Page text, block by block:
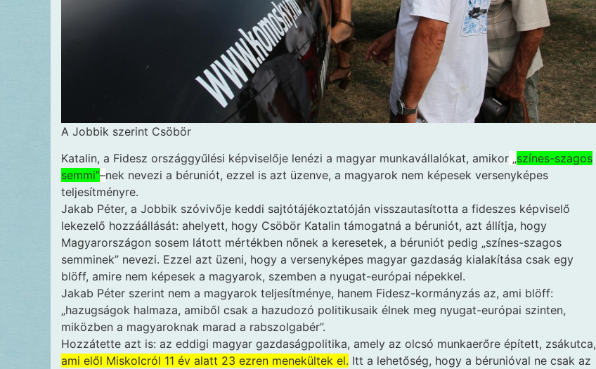
A Jobbik szerint Csöbör
Katalin, a Fidesz országgyűlési képviselője lenézi a magyar munkavállalókat, amikor „színes-szagos
semmi”–nek nevezi a béruniót, ezzel is azt üzenve, a magyarok nem képesek versenyképes
teljesítményre.
Jakab Péter, a Jobbik szóvivője keddi sajtótájékoztatóján visszautasította a fideszes képviselő
lekezelő hozzáállását: ahelyett, hogy Csöbör Katalin támogatná a béruniót, azt állítja, hogy
Magyarországon sosem látott mértékben nőnek a keresetek, a béruniót pedig „színes-szagos
semminek” nevezi. Ezzel azt üzeni, hogy a versenyképes magyar gazdaság kialakítása csak egy
blöff, amire nem képesek a magyarok, szemben a nyugat-európai népekkel.
Jakab Péter szerint nem a magyarok teljesítménye, hanem Fidesz-kormányzás az, ami blöff:
„hazugságok halmaza, amiből csak a hazudozó politikusaik élnek meg nyugat-európai szinten,
miközben a magyaroknak marad a rabszolgabér”.
Hozzátette azt is: az eddigi magyar gazdaságpolitika, amely az olcsó munkaerőre épített, zsákutca,
ami elől Miskolcról 11 év alatt 23 ezren menekültek el. Itt a lehetőség, hogy a bérunióval ne csak az